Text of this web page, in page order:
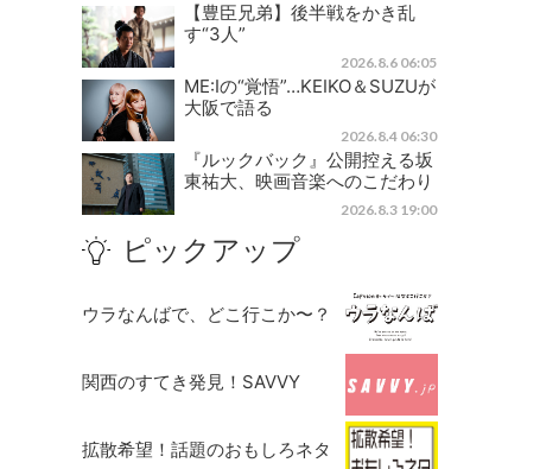
【豊臣兄弟】後半戦をかき乱
す“3人”
2026.8.6 06:05
ME:Iの“覚悟”…KEIKO＆SUZUが
大阪で語る
2026.8.4 06:30
『ルックバック』公開控える坂
東祐大、映画音楽へのこだわり
2026.8.3 19:00
ピックアップ
ウラなんばで、どこ行こか〜？
関西のすてき発見！SAVVY
拡散希望！話題のおもしろネタ